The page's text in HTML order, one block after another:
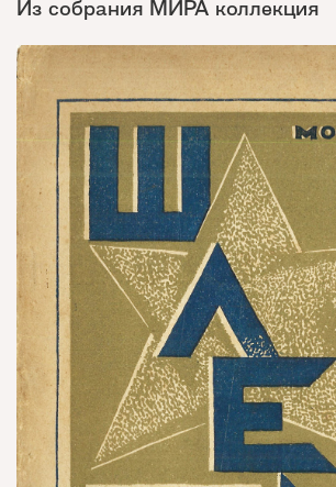
Из собрания МИРА коллекция